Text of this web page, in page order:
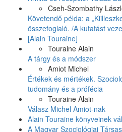
Cseh-Szombathy
Követendő példa: a
összefoglaló. /A kutatást
[Alain Touraine]
Touraine Alain
A tárgy és a módszer
Amiot Michel
Értékek és mértékek.
tudomány és a prófécia
Touraine Alain
Válasz Michel Amiot-nak
Alain Touraine könyveinek
A Magyar Szociológiai